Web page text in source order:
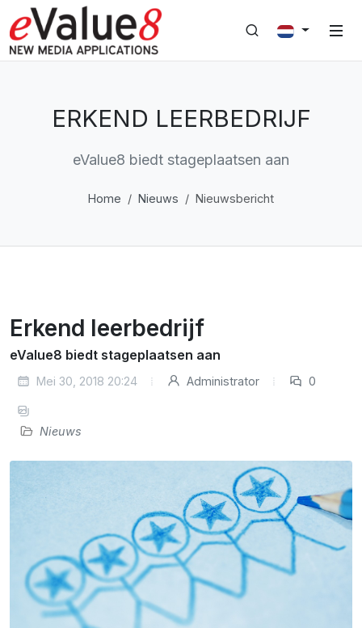
ERKEND LEERBEDRIJF
eValue8 biedt stageplaatsen aan
Home Nieuws Nieuwsbericht
Erkend leerbedrijf
eValue8 biedt stageplaatsen aan
Mei 30, 2018 20:24 Administrator 0
Nieuws